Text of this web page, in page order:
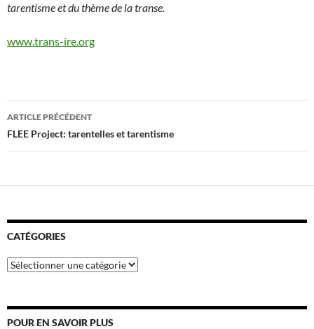
tarentisme et du thème de la transe.
www.trans-ire.org
Navigation
des
ARTICLE PRÉCÉDENT
FLEE Project: tarentelles et tarentisme
CATÉGORIES
Catégories
POUR EN SAVOIR PLUS